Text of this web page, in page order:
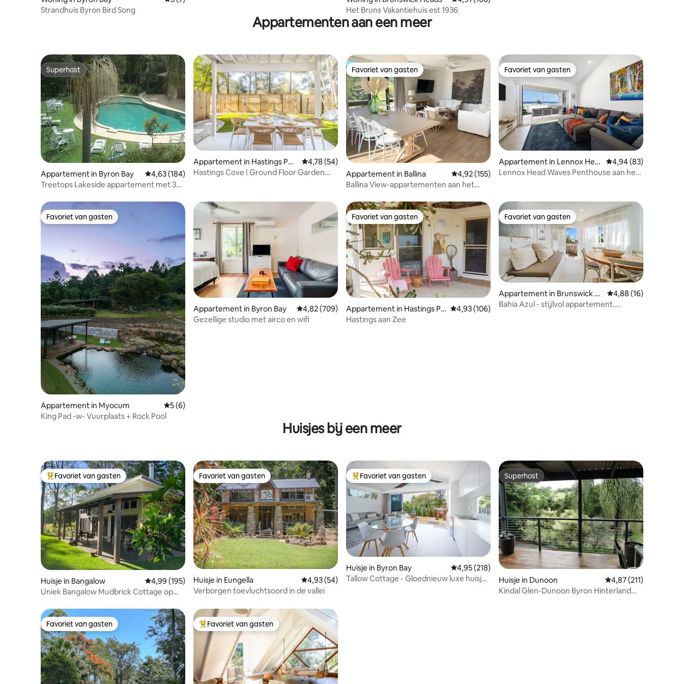
Strandhuis Byron Bird Song
Het Bruns Vakantiehuis est 1936
Appartementen aan een meer
Superhost
Superhost
Appartement in Byron Bay Gemiddelde beoordeling van 4,63 op 5, 184 recensies
4,63 (184)
Treetops Lakeside appartement met 3
Appartement in Hastings Poi
nt
Gemiddelde beoordeling van 4,78 op 5, 54 recensies
4,78 (54)
Hastings Cove | Ground Floor Garden
Favoriet van gasten
Favoriet van gasten
Appartement in Ballina Gemiddelde beoordeling van 4,92 op 5, 155 recensies
4,92 (155)
Ballina View-appartementen aan het
Favoriet van gasten
Favoriet van gasten
Appartement in Lennox Hea
d
Gemiddelde
4,94 (83)
Lennox Head Waves Penthouse aan het
Favoriet van gasten
Favoriet van gasten
Appartement in Myocum Gemiddelde beoordeling van 5 op 5, 6 recensies
5 (6)
King Pad -w- Vuurplaats + Rock Pool
Appartement in Byron Bay Gemiddelde beoordeling van 4,82 op 5, 709 recensies
4,82 (709)
Gezellige studio met airco en wifi
Favoriet van gasten
Favoriet van gasten
Appartement in Hastings Po
int
Gemiddelde beoordeling van 4,93 op 5, 106 recensies
4,93 (106)
Hastings aan Zee
Favoriet van gasten
Favoriet van gasten
Appartement in Brunswick H
eads
Gemiddelde
4,88 (16)
Bahia Azul - stijlvol appartement.
Huisjes bij een meer
Topfavoriet van gasten
Favoriet van gasten
Huisje in Bangalow Gemiddelde beoordeling van 4,99 op 5, 195 recensies
4,99 (195)
Uniek Bangalow Mudbrick Cottage op
Favoriet van gasten
Favoriet van gasten
Huisje in Eungella Gemiddelde beoordeling van 4,93 op 5, 54 recensies
4,93 (54)
Verborgen toevluchtsoord in de vallei
Topfavoriet van gasten
Favoriet van gasten
Huisje in Byron Bay Gemiddelde beoordeling van 4,95 op 5, 218 recensies
4,95 (218)
Tallow Cottage - Gloednieuw luxe huisje
Superhost
Superhost
Huisje in Dunoon Gemiddelde
4,87 (211)
Kindal Glen-Dunoon Byron Hinterland
Favoriet van gasten
Favoriet van gasten Topfavoriet van gasten
Favoriet van gasten